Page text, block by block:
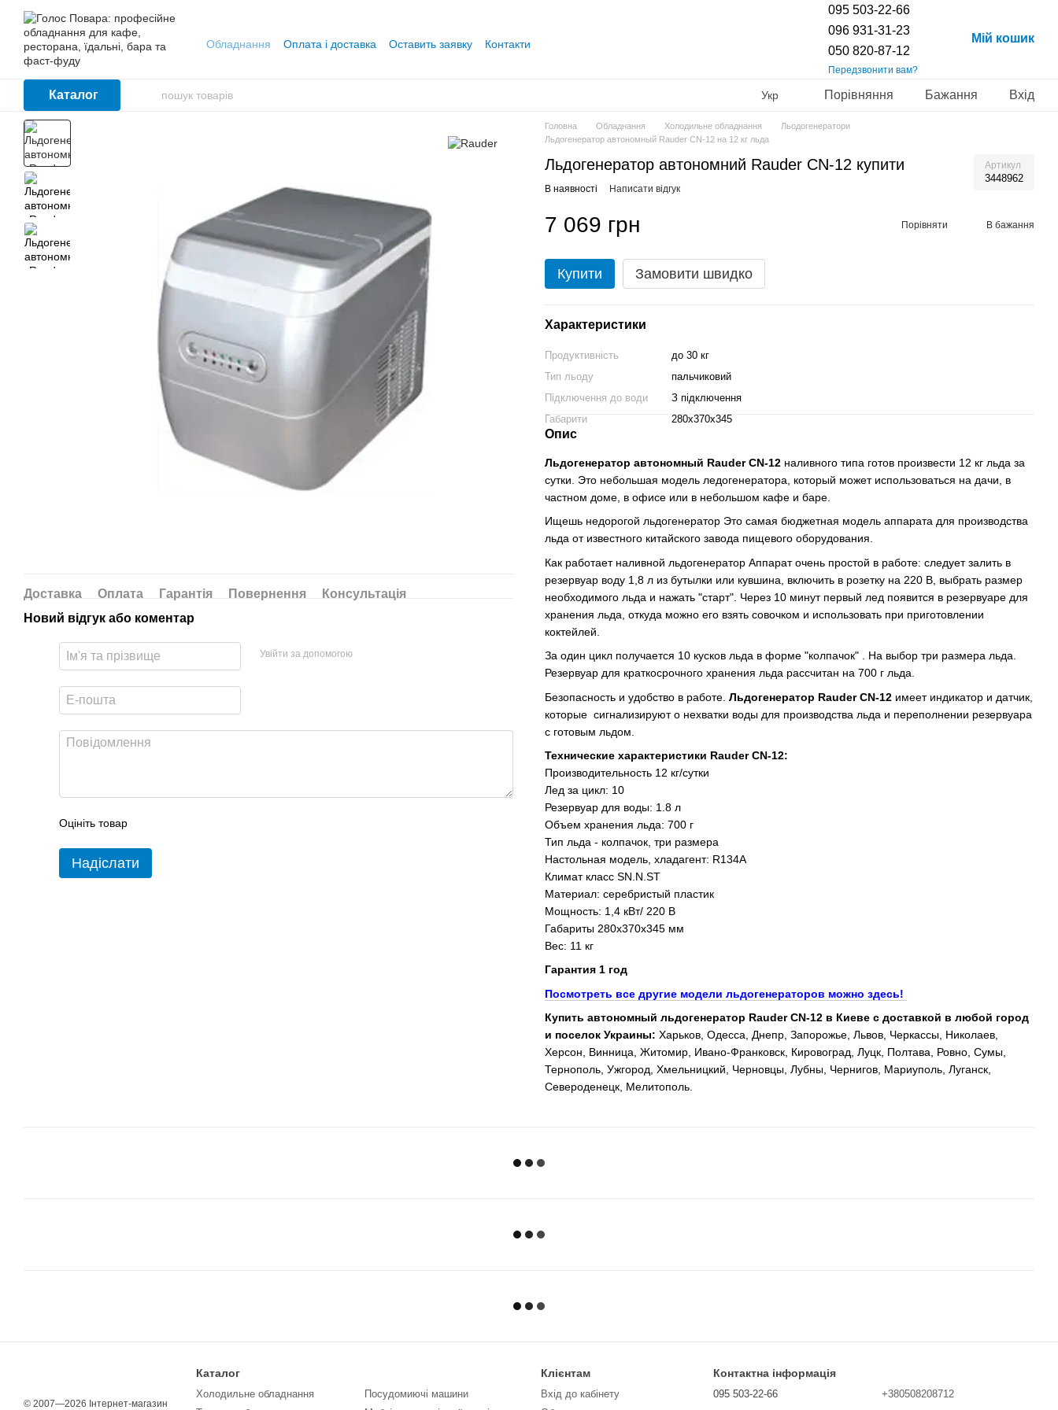
Перейти до основного контенту
Обладнання Оплата і доставка Оставить заявку Контакти
095 503-22-66
096 931-31-23
050 820-87-12
Передзвонити вам?
Мій кошик
Каталог Укр Порівняння Бажання Вхід
Доставка Оплата Гарантія Повернення
Консультація
Новий відгук або коментар
Увійти за допомогою
Оцініть товар
Надіслати
Головна Обладнання Холодильне обладнання
Льодогенератори
Льдогенератор автономный Rauder CN-12 на 12 кг льда
Льдогенератор автономний Rauder CN-12 купити Артикул
3448962
В наявності Написати відгук
7 069 грн Порівняти В бажання
Купити Замовити швидко
Характеристики
Продуктивність
до 30 кг
Тип льоду
пальчиковий
Підключення до води
З підключення
Габарити
280x370x345
Опис
Льдогенератор автономный Rauder CN-12 наливного типа готов произвести 12 кг льда за
сутки. Это небольшая модель ледогенератора, который может использоваться на дачи, в
частном доме, в офисе или в небольшом кафе и баре.
Ищешь недорогой льдогенератор Это самая бюджетная модель аппарата для производства
льда от известного китайского завода пищевого оборудования.
Как работает наливной льдогенератор Аппарат очень простой в работе: следует залить в
резервуар воду 1,8 л из бутылки или кувшина, включить в розетку на 220 В, выбрать размер
необходимого льда и нажать "старт". Через 10 минут первый лед появится в резервуаре для
хранения льда, откуда можно его взять совочком и использовать при приготовлении
коктейлей.
За один цикл получается 10 кусков льда в форме "колпачок" . На выбор три размера льда.
Резервуар для краткосрочного хранения льда рассчитан на 700 г льда.
Безопасность и удобство в работе. Льдогенератор Rauder CN-12 имеет индикатор и датчик,
которые сигнализируют о нехватки воды для производства льда и переполнении резервуара
с готовым льдом.
Технические характеристики Rauder CN-12:
Производительность 12 кг/сутки
Лед за цикл: 10
Резервуар для воды: 1.8 л
Объем хранения льда: 700 г
Тип льда - колпачок, три размера
Настольная модель, хладагент: R134A
Климат класс SN.N.ST
Материал: серебристый пластик
Мощность: 1,4 кВт/ 220 В
Габариты 280x370x345 мм
Вес: 11 кг
Гарантия 1 год
Посмотреть все другие модели льдогенераторов можно здесь!
Купить автономный льдогенератор Rauder CN-12 в Киеве с доставкой в любой город
и поселок Украины: Харьков, Одесса, Днепр, Запорожье, Львов, Черкассы, Николаев,
Херсон, Винница, Житомир, Ивано-Франковск, Кировоград, Луцк, Полтава, Ровно, Сумы,
Тернополь, Ужгород, Хмельницкий, Черновцы, Лубны, Чернигов, Мариуполь, Луганск,
Североденецк, Мелитополь.
© 2007—2026 Інтернет-магазин
Каталог
Холодильне обладнання
Посудомиючі машини
Клієнтам
Вхід до кабінету
Контактна інформація
095 503-22-66
+380508208712